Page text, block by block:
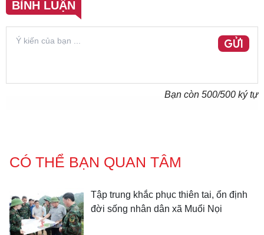
BÌNH LUẬN
GỬI
Bạn còn 500/500 ký tự
CÓ THỂ BẠN QUAN TÂM
Tập trung khắc phục thiên tai, ổn định
đời sống nhân dân xã Muổi Nọi